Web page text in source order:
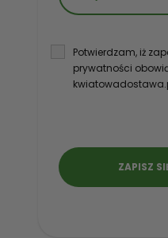
Potwierdzam, iż
prywatności